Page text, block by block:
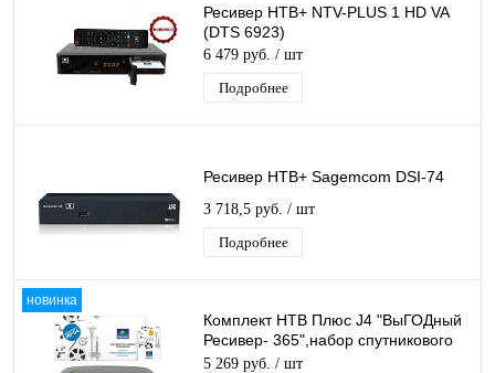
Ресивер НТВ+ NTV-PLUS 1 HD VA
(DTS 6923)
6 479 руб. / шт
Подробнее
Ресивер НТВ+ Sagemсоm DSI-74
3 718,5 руб. / шт
Подробнее
новинка
Комплект НТВ Плюс J4 "ВыГОДный
Ресивер- 365",набор спутникового
тв для просмотра каналов 1 год
5 269 руб. / шт